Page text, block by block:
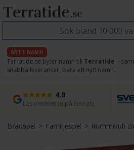
NYTT NAMN
Terratide.se byter namn till Terratide –
snabba leveranser, bara ett nytt namn.
4.8
Läs omdömen på Google
Snabb leverans
Direkt från lager
Brädspel> Familjespel> Rummikub